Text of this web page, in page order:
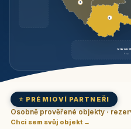
brzy
9
3
⭐ PRÉMIOVÍ PARTNEŘI
Osobně prověřené objekty ·
Chci sem svůj objekt →